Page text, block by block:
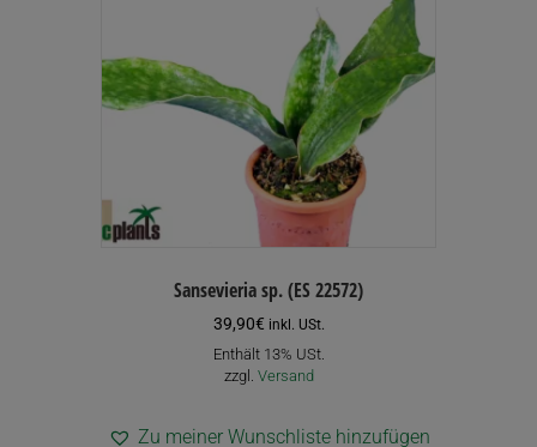
Sansevieria sp. (ES 22572)
39,90€ inkl. USt.
Enthält 13% USt.
zzgl. Versand
Zu meiner Wunschliste hinzufügen